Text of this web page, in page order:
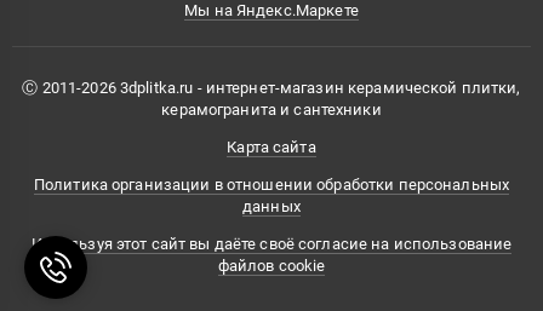
Мы на Яндекс.Маркете
Ⓒ 2011-2026 3dplitka.ru - интернет-магазин керамической плитки,
керамогранита и сантехники
Карта сайта
Политика организации в отношении обработки персональных
данных
Используя этот сайт вы даёте своё согласие на использование
файлов cookie